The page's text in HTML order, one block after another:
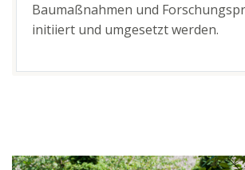
Baumaßnahmen und
initiiert und umgesetzt werden.